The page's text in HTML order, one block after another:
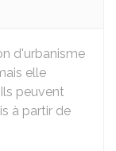
d'urbanisme
elle
peuvent
à partir de